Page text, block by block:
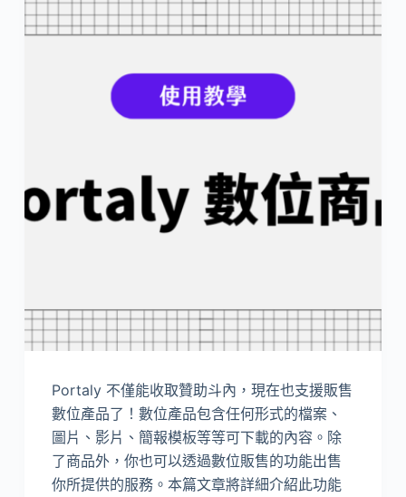
Portaly 不僅能收取贊助斗內，現在也支援販售
數位產品了！數位產品包含任何形式的檔案、
圖片、影片、簡報模板等等可下載的內容。除
了商品外，你也可以透過數位販售的功能出售
你所提供的服務。本篇文章將詳細介紹此功能